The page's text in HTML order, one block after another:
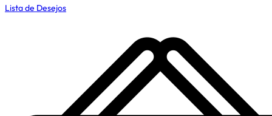
Lista de Desejos